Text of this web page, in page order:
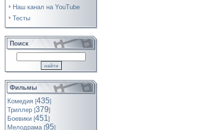
Наш канал на YouTube
Тесты
Поиск
Фильмы
Комедия [435]
Триллер [379]
Боевики [451]
Мелодрама [95]